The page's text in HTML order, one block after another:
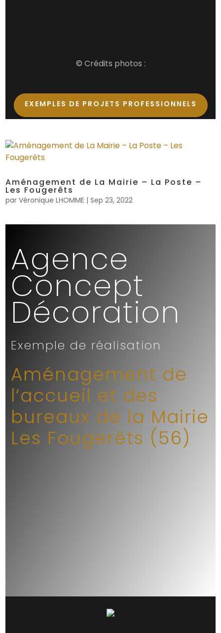
© Crédits photos :
EXEMPLES DE PROJETS PROFESSIONNELS
Aménagement de La Mairie – La Poste –
Les Fougerêts
parVéronique LHOMME |Sep 23, 2022
Agence
Concept
Décoration
Exemple de réalisation
Aménagement de
l’accueil et des
bureaux de la Mairie
Les Fougerêts (56)